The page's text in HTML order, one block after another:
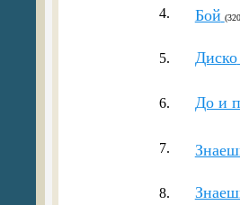
4. Бой
5. Диско
6. До и
7.
8.